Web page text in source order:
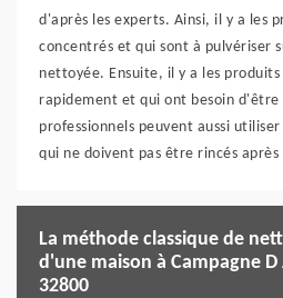
d'après les experts. Ainsi, il y a les
concentrés et qui sont à pulvériser
nettoyée. Ensuite, il y a les
rapidement et qui ont besoin d'être
professionnels peuvent aussi
qui ne doivent pas être rincés
La méthode classique de
d'une maison à Campagne
32800